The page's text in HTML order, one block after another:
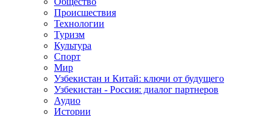
Происшествия
Технологии
Туризм
Культура
Спорт
Мир
Узбекистан и Китай: ключи от будущего
Узбекистан - Россия: диалог партнеров
Аудио
Истории